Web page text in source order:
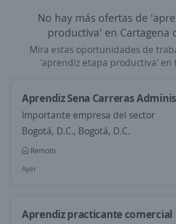
No hay más ofertas de
productiva' en Cartagena
Mira estas oportunidades de
'aprendiz etapa productiva' en
Aprendiz Sena Carreras
Importante empresa del sector
Bogotá, D.C., Bogotá, D.C.
Remoto
Ayer
Aprendiz practicante comercial